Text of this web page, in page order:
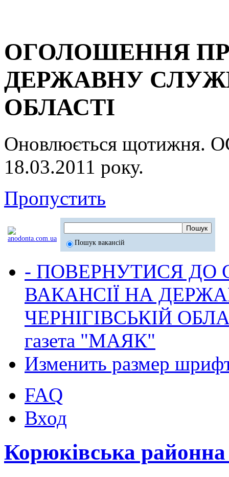
ОГОЛОШЕННЯ
ДЕРЖАВНУ
ОБЛАСТІ
Оновлюється
18.03.2011 року.
Пропустить
Пошук вакансій
- ПОВЕРНУТИСЯ ДО
ВАКАНСІЇ НА
ЧЕРНІГІВСЬКІЙ
газета "МАЯК"
Изменить размер
FAQ
Вход
Корюківська